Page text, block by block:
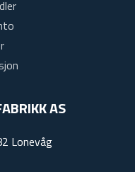
AS
Lonevåg